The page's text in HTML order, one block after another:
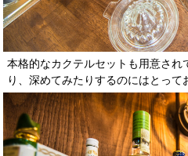
本格的なカクテルセットも用意され
り、深めてみたりするのにはとって